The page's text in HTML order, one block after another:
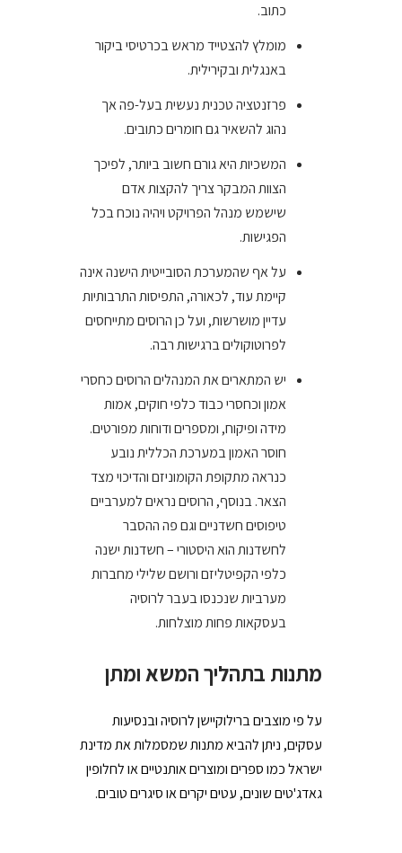
כתוב.
מומלץ להצטייד מראש בכרטיסי ביקור
באנגלית ובקירילית.
פרזנטציה טכנית נעשית בעל-פה אך
נהוג להשאיר גם חומרים כתובים.
המשכיות היא גורם חשוב ביותר, לפיכך
הצוות המבקר צריך להקצות אדם
שישמש מנהל הפרויקט ויהיה נוכח בכל
הפגישות.
על אף שהמערכת הסובייטית הישנה אינה
קיימת עוד, לכאורה, התפיסות התרבותיות
עדיין מושרשות, ועל כן הרוסים מתייחסים
לפרוטוקולים ברגישות רבה.
יש המתארים את המנהלים הרוסים כחסרי
אמון וכחסרי כבוד כלפי חוקים, אמות
מידה ופיקוח, ומספרים ודוחות מפורטים.
חוסר האמון במערכת הכללית נובע
כנראה מתקופת הקומוניזם והדיכוי מצד
הצאר. בנוסף, הרוסים נראים למערביים
טיפוסים חשדניים וגם פה ההסבר
לחשדנות הוא היסטורי – חשדנות ישנה
כלפי הקפיטליזם ורושם שלילי מחברות
מערביות שנכנסו בעבר לרוסיה
בעסקאות פחות מוצלחות.
מתנות בתהליך המשא ומתן
על פי מוצבים ברילוקיישן לרוסיה ובנסיעות
עסקים, ניתן להביא מתנות שמסמלות את מדינת
ישראל כמו ספרים ומוצרים אותנטיים או לחלופין
גאדג'טים שונים, עטים יקרים או סיגרים טובים.